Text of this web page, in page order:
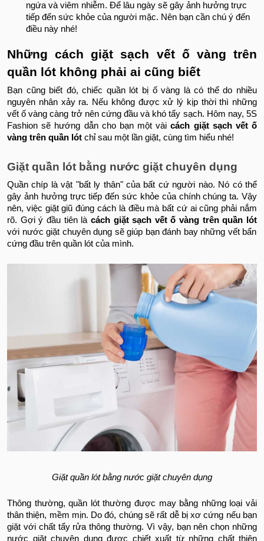
ngứa và viêm nhiễm. Để lâu ngày sẽ gây ảnh hưởng trực
tiếp đến sức khỏe của người mặc. Nên bạn cần chú ý đến
điều này nhé!
Những cách giặt sạch vết ố vàng trên
quần lót không phải ai cũng biết
Bạn cũng biết đó, chiếc quần lót bị ố vàng là có thể do nhiều
nguyên nhân xảy ra. Nếu không được xử lý kịp thời thì những
vết ố vàng càng trở nên cứng đầu và khó tẩy sạch. Hôm nay, 5S
Fashion sẽ hướng dẫn cho bạn một vàicách giặt sạch vết ố
vàng trên quần lót chỉ sau một lần giặt, cùng tìm hiểu nhé!
Giặt quần lót bằng nước giặt chuyên dụng
Quần chíp là vật "bất ly thân" của bất cứ người nào. Nó có thể
gây ảnh hưởng trực tiếp đến sức khỏe của chính chúng ta. Vậy
nên, việc giặt giũ đúng cách là điều mà bất cứ ai cũng phải nắm
rõ. Gợi ý đầu tiên là cách giặt sạch vết ố vàng trên quần lót
với nước giặt chuyên dụng sẽ giúp bạn đánh bay những vết bẩn
cứng đầu trên quần lót của mình.
Giặt quần lót bằng nước giặt chuyên dụng
Thông thường, quần lót thường được may bằng những loại vải
thân thiện, mềm mịn. Do đó, chúng sẽ rất dễ bị xơ cứng nếu bạn
giặt với chất tẩy rửa thông thường. Vì vậy, bạn nên chọn những
nước giặt chuyên dụng được chiết xuất từ những chất thiên